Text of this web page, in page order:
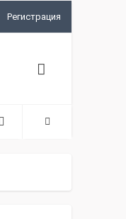
Регистрация